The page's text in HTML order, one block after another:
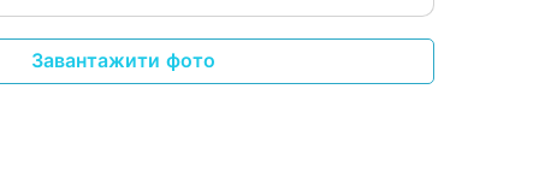
Завантажити фото